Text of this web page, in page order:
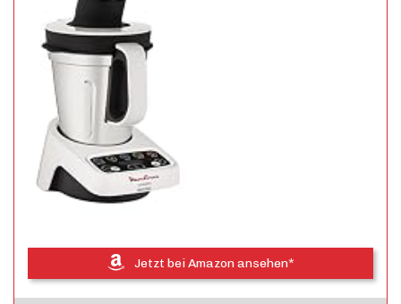
Jetzt bei Amazon ansehen*